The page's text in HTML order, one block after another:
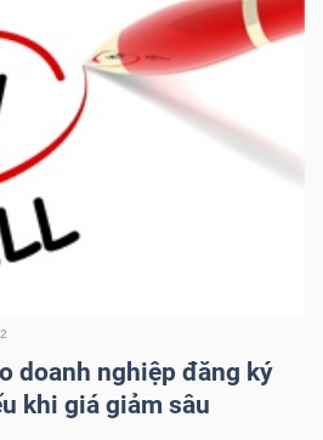
doanh nghiệp đăng ký
khi giá giảm sâu